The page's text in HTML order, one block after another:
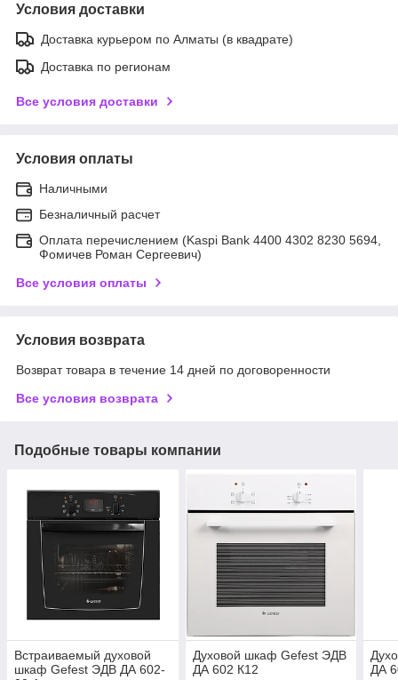
Условия доставки
Доставка курьером по Алматы (в квадрате)
Доставка по регионам
Все условия доставки
Условия оплаты
Наличными
Безналичный расчет
Оплата перечислением (Kaspi Bank 4400 4302 8230 5694,
Фомичев Роман Сергеевич)
Все условия оплаты
Условия возврата
Возврат товара в течение 14 дней по договоренности
Все условия возврата
Подобные товары компании
Встраиваемый духовой
шкаф Gefest ЭДВ ДА 602-
Духовой шкаф Gefest ЭДВ
ДА 602 К12
ДА